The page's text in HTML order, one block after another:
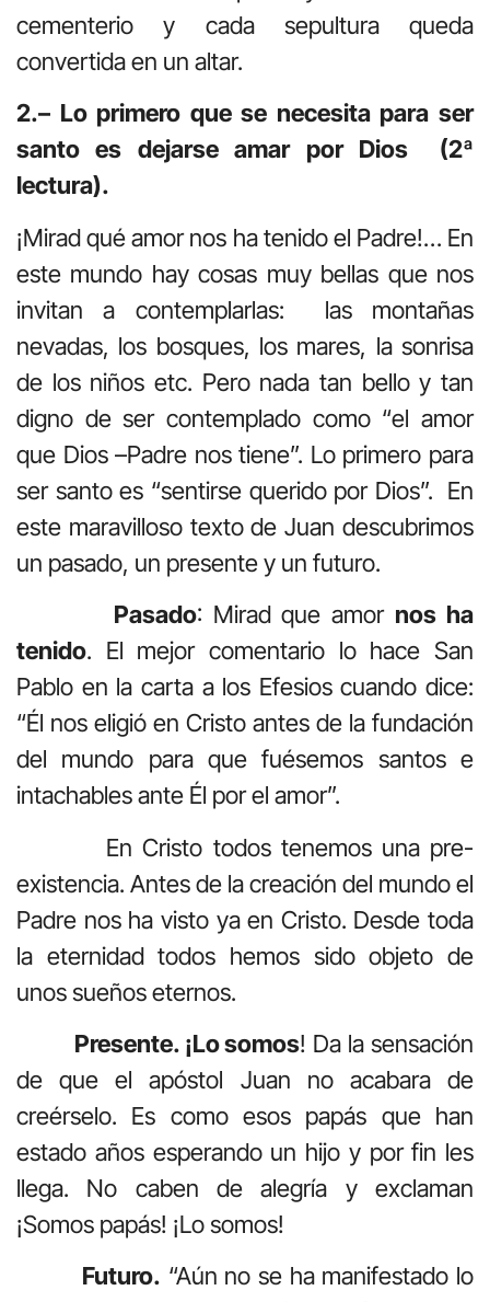
cementerio y cada sepultura queda
convertida en un altar.
2.– Lo primero que se necesita para ser
santo es dejarse amar por Dios (2ª
lectura).
¡Mirad qué amor nos ha tenido el Padre!… En
este mundo hay cosas muy bellas que nos
invitan a contemplarlas: las montañas
nevadas, los bosques, los mares, la sonrisa
de los niños etc. Pero nada tan bello y tan
digno de ser contemplado como “el amor
que Dios –Padre nos tiene”. Lo primero para
ser santo es “sentirse querido por Dios”. En
este maravilloso texto de Juan descubrimos
un pasado, un presente y un futuro.
Pasado: Mirad que amor nos ha
tenido. El mejor comentario lo hace San
Pablo en la carta a los Efesios cuando dice:
“Él nos eligió en Cristo antes de la fundación
del mundo para que fuésemos santos e
intachables ante Él por el amor”.
En Cristo todos tenemos una pre-
existencia. Antes de la creación del mundo el
Padre nos ha visto ya en Cristo. Desde toda
la eternidad todos hemos sido objeto de
unos sueños eternos.
Presente. ¡Lo somos! Da la sensación
de que el apóstol Juan no acabara de
creérselo. Es como esos papás que han
estado años esperando un hijo y por fin les
llega. No caben de alegría y exclaman
¡Somos papás! ¡Lo somos!
Futuro. “Aún no se ha manifestado lo